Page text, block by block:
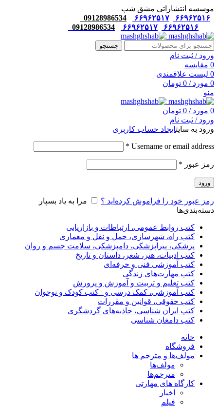
موسسه انتشاراتی مشق شب
۶۶۹۶۲۵۱۶
۶۶۹۶۲۵۱۷
09128986534
۶۶۹۶۲۵۱۶
۶۶۹۶۲۵۱۷ 09128986534
جستجو
ورود / ثبت نام
0 مقایسه
0 لیست علاقمندی
0 مورد /
0 تومان
منو
0 مورد /
0 تومان
ورود / ثبت نام
ورود به سایتایجاد حساب کاربری
Username or email address
*
رمز عبور *
ورود
رمز عبور خود را فراموش کرده‌اید ؟
مرا به یاد بسپار
دسته‌بندی‌ها
کتب روابط عمومی، ارتباطات و بازاریابی
کتب راه، شهرسازی، حمل و نقل و معماری
پزشکی، پیراپزشکی، دامپزشکی، سلامت جسم و روان
کتب ادبیات، هنر، شعر، داستان و تاریخ
کتب آموزشی فنی و حرفه‌ای
کتب مهارت‌های زندگی
کتب تعلیم و تربیت و آموزش و پرورش
کتب آموزشی، کمک درسی و _کتب کودک و نوجوان
کتب حقوقی، قوانین و مقررات
کتب ایران شناسی، جاذبه‌های گردشگری
کتب دامغان شناسی
خانه
فروشگاه
مولف‌ها و مترجم ها
مولف‌ها
مترجم‌ها
کارگاه های مهارتی
اخبار
فیلم